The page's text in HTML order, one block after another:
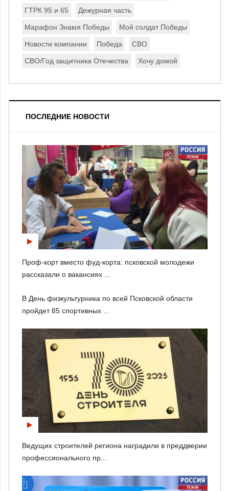
ГТРК 95 и 65 Дежурная часть
Марафон Знамя Победы Мой солдат Победы
Новости компании Победа СВО
СВО/Год защитника Отечества Хочу домой
ПОСЛЕДНИЕ НОВОСТИ
Проф-корт вместо фуд-корта: псковской молодежи
рассказали о вакансиях ...
В День физкультурника по всей Псковской области
пройдет 85 спортивных ...
Ведущих строителей региона наградили в преддверии
профессионального пр...